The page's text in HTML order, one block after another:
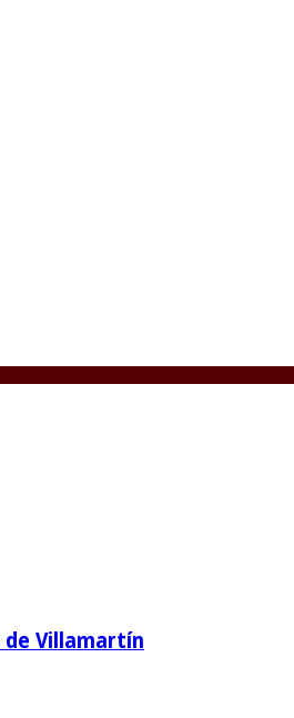
de Villamartín